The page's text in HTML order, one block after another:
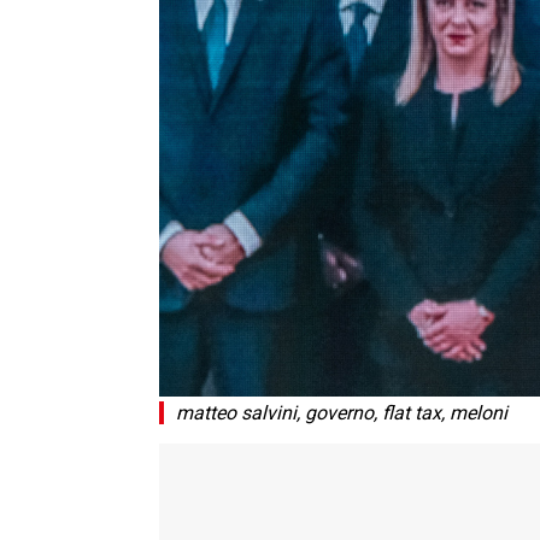
matteo salvini, governo, flat tax, meloni